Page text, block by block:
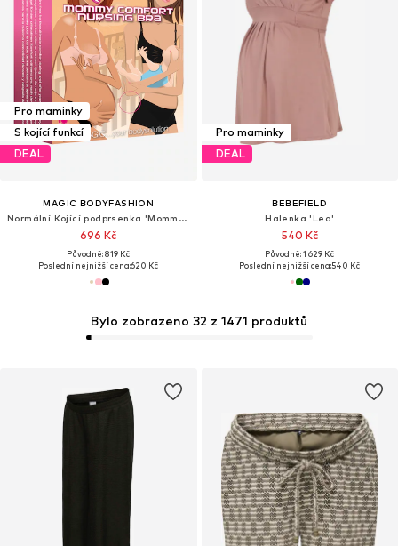
Pro maminky
S kojící funkcí
DEAL
MAGIC BODYFASHION
Normální Kojící podprsenka 'Mommy Comfort'
696 Kč
Původně: 819 Kč
Poslední nejnižší cena:620 Kč
Pro maminky
DEAL
BEBEFIELD
Halenka 'Lea'
540 Kč
Původně: 1 629 Kč
Poslední nejnižší cena:540 Kč
Bylo zobrazeno 32 z 1471 produktů